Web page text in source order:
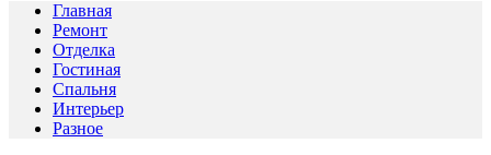
Главная
Ремонт
Отделка
Гостиная
Спальня
Интерьер
Разное